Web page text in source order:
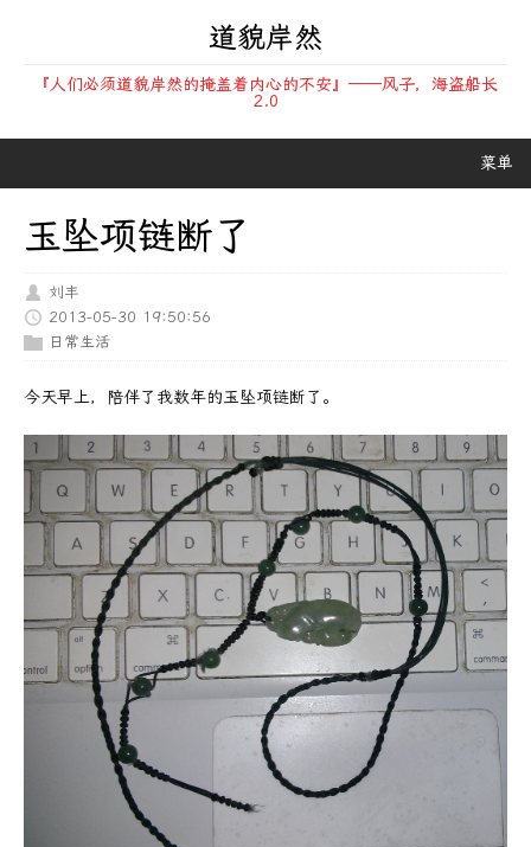
道貌岸然
『人们必须道貌岸然的掩盖着内心的不安』——风子，海盗船长
2.0
菜单
玉坠项链断了
刘丰
2013-05-30 19:50:56
日常生活
今天早上，陪伴了我数年的玉坠项链断了。